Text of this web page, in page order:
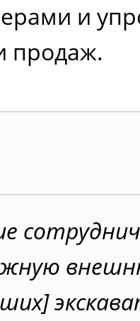
и
продаж.